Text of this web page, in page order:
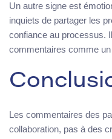
Un autre signe est
inquiets de partager les
confiance au processus.
commentaires comme
Les commentaires des
collaboration, pas à des